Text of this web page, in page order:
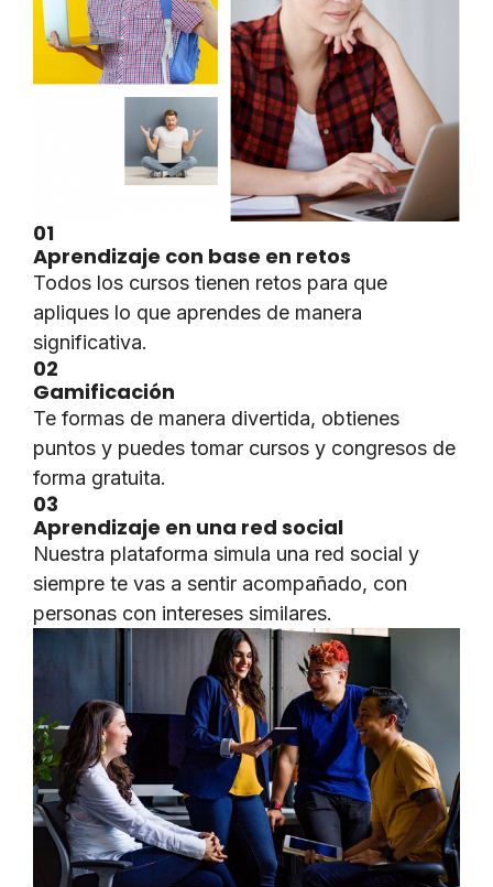
01
Aprendizaje con base en retos
Todos los cursos tienen retos para que
apliques lo que aprendes de manera
significativa.
02
Gamificación
Te formas de manera divertida, obtienes
puntos y puedes tomar cursos y congresos de
forma gratuita.
03
Aprendizaje en una red social
Nuestra plataforma simula una red social y
siempre te vas a sentir acompañado, con
personas con intereses similares.